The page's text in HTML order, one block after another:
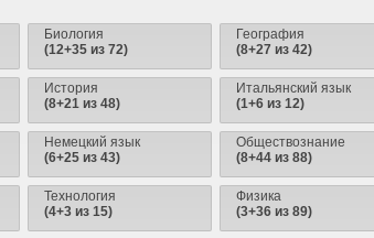
Биология
(12+35 из 72)
География
(8+27 из 42)
История
(8+21 из 48)
Итальянский язык
(1+6 из 12)
Немецкий язык
(6+25 из 43)
Обществознание
(8+44 из 88)
Технология
(4+3 из 15)
Физика
(3+36 из 89)